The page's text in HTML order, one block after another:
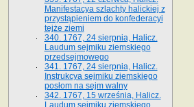
Manifestacya szlachty halickiej z
przystąpieniem do konfederacyi
tejże ziemi
340. 1767, 24 sierpnia, Halicz.
Laudum sejmiku ziemskiego
przedsejmowego
341. 1767, 24 sierpnia, Halicz.
Instrukcya sejmiku ziemskiego
posłom na sejm walny
342. 1767, 15 września, Halicz.
Laudum sejmiku ziemskiego